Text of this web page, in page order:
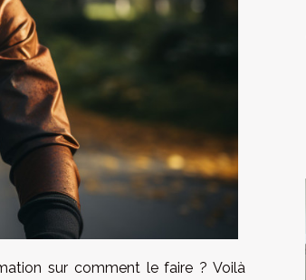
sur comment le faire ? Voilà